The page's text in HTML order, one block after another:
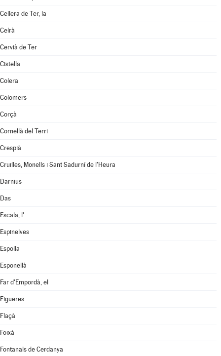
Cellera de Ter, la
Celrà
Cervià de Ter
Cistella
Colera
Colomers
Corçà
Cornellà del Terri
Crespià
Cruïlles, Monells i Sant Sadurní de l'Heura
Darnius
Das
Escala, l'
Espinelves
Espolla
Esponellà
Far d'Empordà, el
Figueres
Flaçà
Foixà
Fontanals de Cerdanya